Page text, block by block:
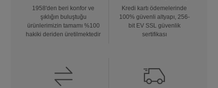
1958'den beri konfor ve
şıklığın buluştuğu
ürünlerimizin tamamı %100
hakiki deriden üretilmektedir
Kredi kartı ödemelerinde
100% güvenli altyapı, 256-
bit EV SSL güvenlik
sertifikası